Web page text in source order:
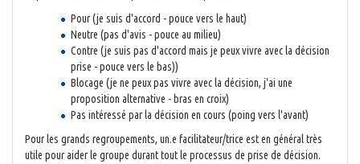
Pour (je suis d'accord - pouce vers le haut)
Neutre (pas d'avis - pouce au milieu)
Contre (je suis pas d'accord mais je peux vivre avec la décision
prise - pouce vers le bas))
Blocage (je ne peux pas vivre avec la décision, j'ai une
proposition alternative - bras en croix)
Pas intéressé par la décision en cours (poing vers l'avant)
Pour les grands regroupements, un.e facilitateur/trice est en général très
utile pour aider le groupe durant tout le processus de prise de décision.